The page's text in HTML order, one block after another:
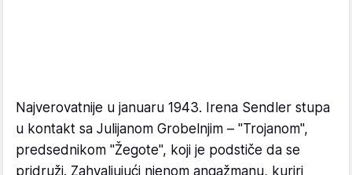
Najverovatnije u januaru 1943. Irena Sendler stupa
u kontakt sa Julijanom Grobelnjim – "Trojanom",
predsednikom "Žegote", koji je podstiče da se
pridruži. Zahvaljujući njenom angažmanu, kuriri